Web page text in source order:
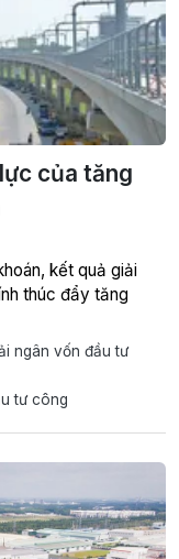
của tăng
kết quả giải
thúc đẩy tăng
ngân vốn đầu tư
tư công